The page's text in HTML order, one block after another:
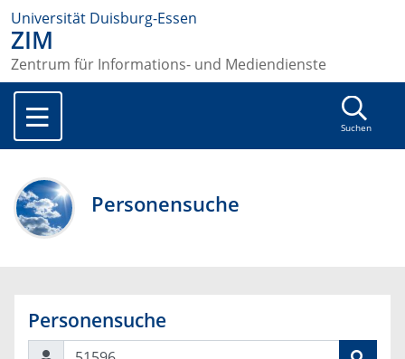
Universität Duisburg-Essen
ZIM
Zentrum für Informations- und Mediendienste
Suchen
Personensuche
Personensuche
Suchen